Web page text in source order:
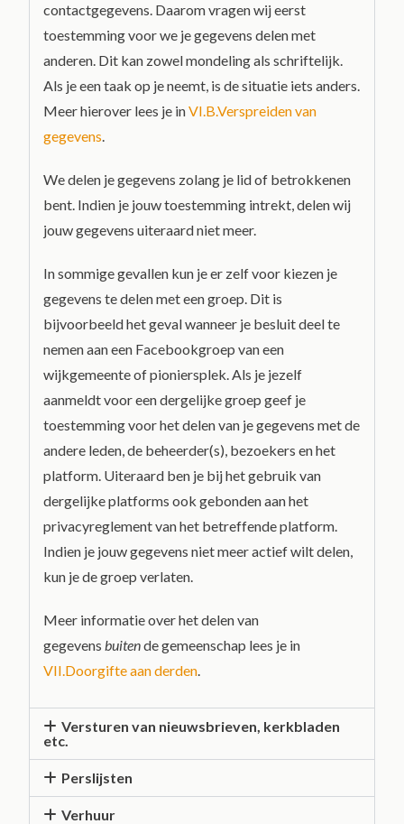
contactgegevens. Daarom vragen wij eerst
toestemming voor we je gegevens delen met
anderen. Dit kan zowel mondeling als schriftelijk.
Als je een taak op je neemt, is de situatie iets anders.
Meer hierover lees je inVI.B.Verspreiden van
gegevens.
We delen je gegevens zolang je lid of betrokkenen
bent. Indien je jouw toestemming intrekt, delen wij
jouw gegevens uiteraard niet meer.
In sommige gevallen kun je er zelf voor kiezen je
gegevens te delen met een groep. Dit is
bijvoorbeeld het geval wanneer je besluit deel te
nemen aan een Facebookgroep van een
wijkgemeente of pioniersplek. Als je jezelf
aanmeldt voor een dergelijke groep geef je
toestemming voor het delen van je gegevens met de
andere leden, de beheerder(s), bezoekers en het
platform. Uiteraard ben je bij het gebruik van
dergelijke platforms ook gebonden aan het
privacyreglement van het betreffende platform.
Indien je jouw gegevens niet meer actief wilt delen,
kun je de groep verlaten.
Meer informatie over het delen van
gegevensbuitende gemeenschap lees je in
VII.Doorgifte aan derden.
Versturen van nieuwsbrieven, kerkbladen
etc.
Perslijsten
Verhuur